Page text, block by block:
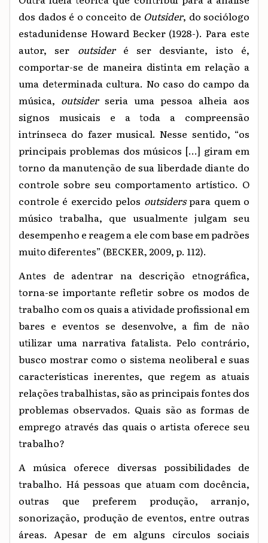
dos dados é o conceito de Outsider, do sociólogo
estadunidense Howard Becker (1928-). Para este
autor, ser outsideré ser desviante, isto é,
comportar-se de maneira distinta em relação a
uma determinada cultura. No caso do campo da
música, outsiderseria uma pessoa alheia aos
signos musicais e a toda a compreensão
intrínseca do fazer musical. Nesse sentido, “os
principais problemas dos músicos [...] giram em
torno da manutenção de sua liberdade diante do
controle sobre seu comportamento artístico. O
controle é exercido pelos outsiderspara quem o
músico trabalha, que usualmente julgam seu
desempenho e reagem a ele com base em padrões
muito diferentes” (BECKER, 2009, p. 112).
Antes de adentrar na descrição etnográfica,
torna-se importante refletir sobre os modos de
trabalho com os quais a atividade profissional em
bares e eventos se desenvolve, a fim de não
utilizar uma narrativa fatalista. Pelo contrário,
busco mostrar como o sistema neoliberal e suas
características inerentes, que regem as atuais
relações trabalhistas, são as principais fontes dos
problemas observados. Quais são as formas de
emprego através das quais o artista oferece seu
trabalho?
A música oferece diversas possibilidades de
trabalho. Há pessoas que atuam com docência,
outras que preferem produção, arranjo,
sonorização, produção de eventos, entre outras
áreas. Apesar de em alguns círculos sociais